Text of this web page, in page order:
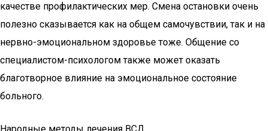
качестве профилактических мер. Смена остановки очень
полезно сказывается как на общем самочувствии, так и на
нервно-эмоциональном здоровье тоже. Общение со
специалистом-психологом также может оказать
благотворное влияние на эмоциональное состояние
больного.